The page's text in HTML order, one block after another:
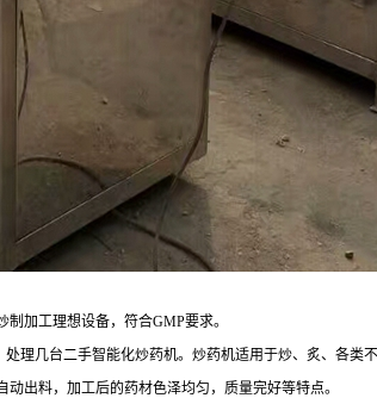
加工理想设备，符合GMP要求。
理几台二手智能化炒药机。炒药机适用于炒、炙、各
出料，加工后的药材色泽均匀，质量完好等特点。